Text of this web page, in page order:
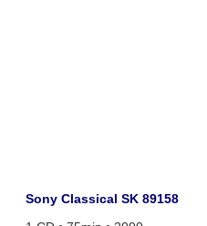
Sony Classical SK 89158